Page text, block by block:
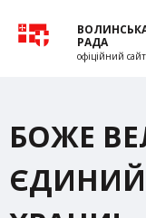
РАДА
офіційний сайт
БОЖЕ